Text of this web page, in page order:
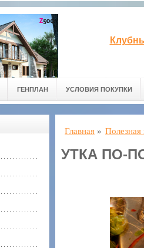
ГЕНПЛАН УСЛОВИЯ ПОКУПКИ
Главная »
УТКА ПО-